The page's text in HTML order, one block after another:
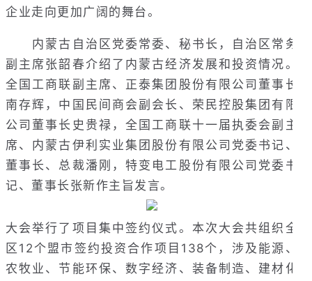
企业走向更加广阔的舞台。
内蒙古自治区党委常委、秘书长，自治区常务
副主席张韶春介绍了内蒙古经济发展和投资情况。
全国工商联副主席、正泰集团股份有限公司董事长
南存辉，中国民间商会副会长、荣民控股集团有限
公司董事长史贵禄，全国工商联十一届执委会副主
席、内蒙古伊利实业集团股份有限公司党委书记、
董事长、总裁潘刚，特变电工股份有限公司党委书
记、董事长张新作主旨发言。
大会举行了项目集中签约仪式。本次大会共组织全
区12个盟市签约投资合作项目138个，涉及能源、
农牧业、节能环保、数字经济、装备制造、建材化